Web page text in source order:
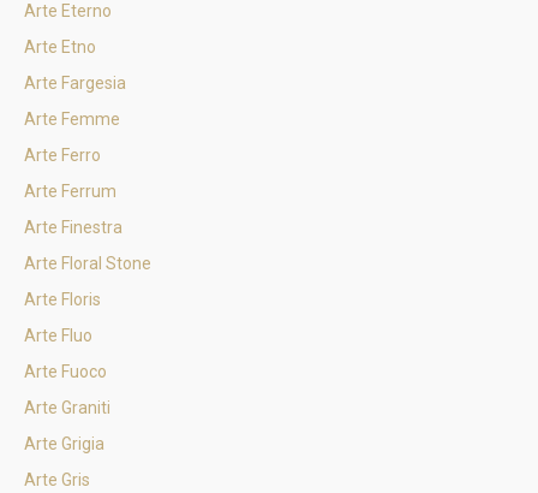
Arte Eterno
Arte Etno
Arte Fargesia
Arte Femme
Arte Ferro
Arte Ferrum
Arte Finestra
Arte Floral Stone
Arte Floris
Arte Fluo
Arte Fuoco
Arte Graniti
Arte Grigia
Arte Gris